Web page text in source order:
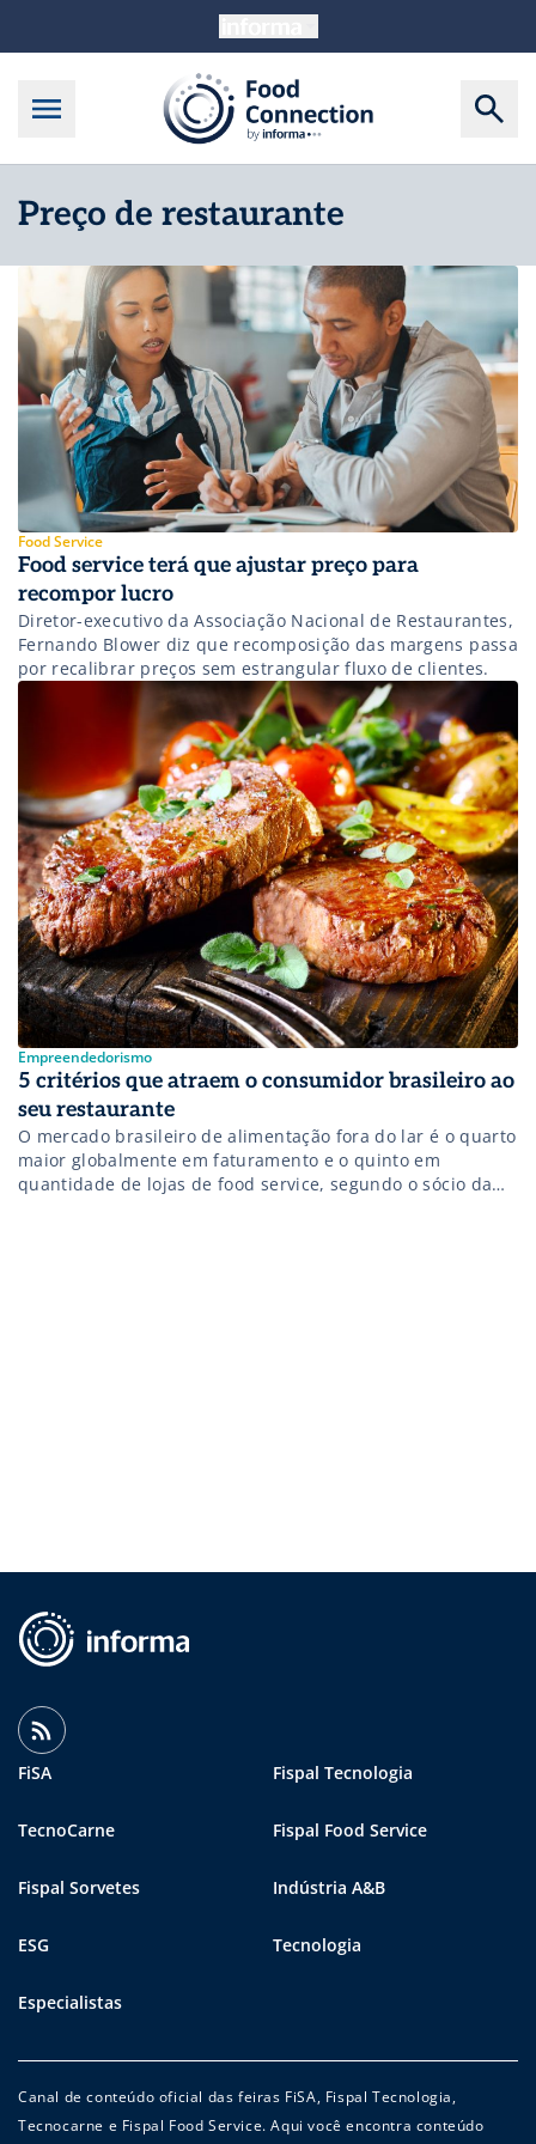
Preço de restaurante
Food Service
Food service terá que ajustar preço para
recompor lucro
Diretor-executivo da Associação Nacional de Restaurantes,
Fernando Blower diz que recomposição das margens passa
por recalibrar preços sem estrangular fluxo de clientes.
Empreendedorismo
5 critérios que atraem o consumidor brasileiro ao
seu restaurante
O mercado brasileiro de alimentação fora do lar é o quarto
maior globalmente em faturamento e o quinto em
quantidade de lojas de food service, segundo o sócio da
FiSA Fispal Tecnologia
TecnoCarne Fispal Food Service
Fispal Sorvetes Indústria A&B
ESG Tecnologia
Especialistas
Canal de conteúdo oficial das feiras FiSA, Fispal Tecnologia,
Tecnocarne e Fispal Food Service. Aqui você encontra conteúdo